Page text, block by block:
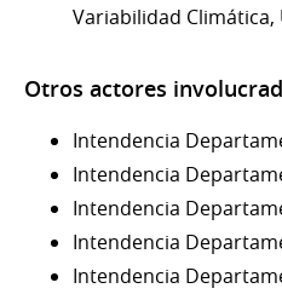
Variabilidad Climática,
Otros actores
Intendencia
Intendencia
Intendencia
Intendencia
Intendencia